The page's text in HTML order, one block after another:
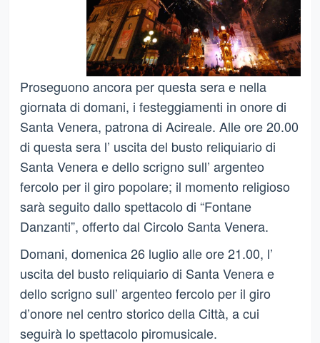
Proseguono ancora per questa sera e nella
giornata di domani, i festeggiamenti in onore di
Santa Venera, patrona di Acireale. Alle ore 20.00
di questa sera l’ uscita del busto reliquiario di
Santa Venera e dello scrigno sull’ argenteo
fercolo per il giro popolare; il momento religioso
sarà seguito dallo spettacolo di “Fontane
Danzanti”, offerto dal Circolo Santa Venera.
Domani, domenica 26 luglio alle ore 21.00, l’
uscita del busto reliquiario di Santa Venera e
dello scrigno sull’ argenteo fercolo per il giro
d’onore nel centro storico della Città, a cui
seguirà lo spettacolo piromusicale.